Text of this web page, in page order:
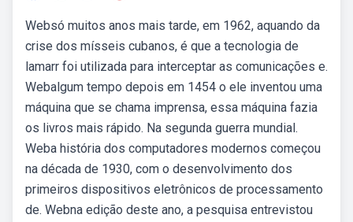
Websó muitos anos mais tarde, em 1962, aquando da
crise dos mísseis cubanos, é que a tecnologia de
lamarr foi utilizada para interceptar as comunicações e.
Webalgum tempo depois em 1454 o ele inventou uma
máquina que se chama imprensa, essa máquina fazia
os livros mais rápido. Na segunda guerra mundial.
Weba história dos computadores modernos começou
na década de 1930, com o desenvolvimento dos
primeiros dispositivos eletrônicos de processamento
de. Webna edição deste ano, a pesquisa entrevistou